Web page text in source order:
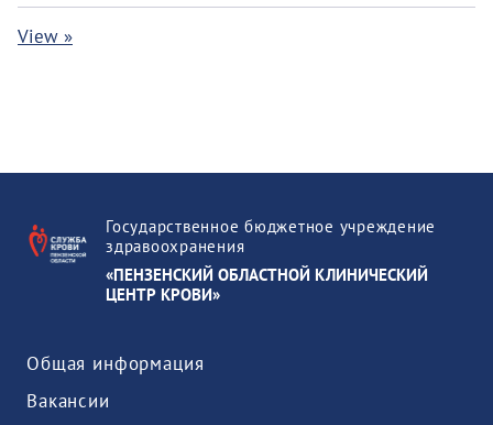
View »
Государственное бюджетное учреждение
здравоохранения
«ПЕНЗЕНСКИЙ ОБЛАСТНОЙ КЛИНИЧЕСКИЙ
ЦЕНТР КРОВИ»
Общая информация
Вакансии